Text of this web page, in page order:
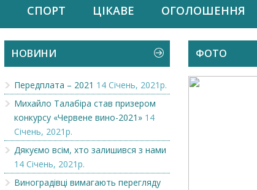
СПОРТ ЦІКАВЕ ОГОЛОШЕННЯ
НОВИНИ
Передплата – 2021 14 Січень, 2021р.
Михайло Талабіра став призером
конкурсу «Червене вино-2021» 14
Січень, 2021р.
Дякуємо всім, хто залишився з нами
14 Січень, 2021р.
Виноградівці вимагають перегляду
ФОТО